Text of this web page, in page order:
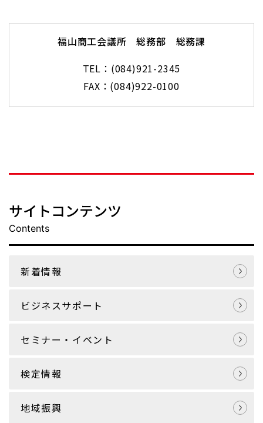
福山商工会議所 総務部 総務課
TEL：(084)921-2345
FAX：(084)922-0100
サイトコンテンツ
Contents
新着情報
ビジネスサポート
セミナー・イベント
検定情報
地域振興